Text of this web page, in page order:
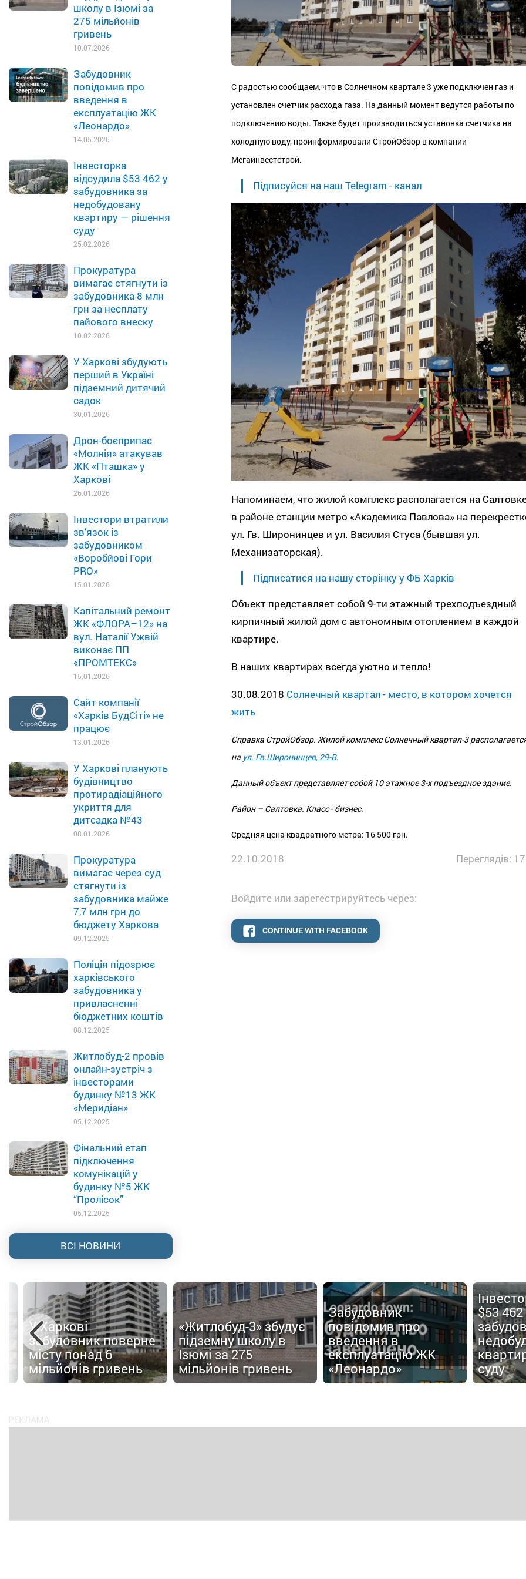
школу в Ізюмі за
275 мільйонів
гривень
10.07.2026
Забудовник
повідомив про
введення в
експлуатацію ЖК
«Леонардо»
14.05.2026
Інвесторка
відсудила $53 462 у
забудовника за
недобудовану
квартиру — рішення
суду
25.02.2026
Прокуратура
вимагає стягнути із
забудовника 8 млн
грн за несплату
пайового внеску
10.02.2026
У Харкові збудують
перший в Україні
підземний дитячий
садок
30.01.2026
Дрон-боєприпас
«Молнія» атакував
ЖК «Пташка» у
Харкові
26.01.2026
Інвестори втратили
зв’язок із
забудовником
«Воробйові Гори
PRO»
15.01.2026
Капітальний ремонт
ЖК «ФЛОРА–12» на
вул. Наталії Ужвій
виконає ПП
«ПРОМТЕКС»
15.01.2026
Сайт компанії
«Харків БудСіті» не
працює
13.01.2026
У Харкові планують
будівництво
протирадіаційного
укриття для
дитсадка №43
08.01.2026
Прокуратура
вимагає через суд
стягнути із
забудовника майже
7,7 млн грн до
бюджету Харкова
09.12.2025
Поліція підозрює
харківського
забудовника у
привласненні
бюджетних коштів
08.12.2025
Житлобуд-2 провів
онлайн-зустріч з
інвесторами
будинку №13 ЖК
«Меридіан»
05.12.2025
Фінальний етап
підключення
комунікацій у
будинку №5 ЖК
“Пролісок”
05.12.2025
ВСІ НОВИНИ
С радостью сообщаем, что в Солнечном квартале 3 уже подключен газ и
установлен счетчик расхода газа. На данный момент ведутся работы по
подключению воды. Также будет производиться установка счетчика на
холодную воду, проинформировали СтройОбзор в компании
Мегаинвестстрой.
Підписуйся на наш Telegram - канал
Напоминаем, что жилой комплекс располагается на
в районе станции метро «Академика Павлова» на
ул. Гв. Широнинцев и ул. Василия Стуса (бывшая ул.
Механизаторская).
Підписатися на нашу сторінку у ФБ Харків
Объект представляет собой 9-ти этажный трехподъездный
кирпичный жилой дом с автономным отоплением в каждой
квартире.
В наших квартирах всегда уютно и тепло!
30.08.2018 Солнечный квартал - место, в котором хочется
жить
Справка СтройОбзор. Жилой комплексСолнечный квартал-3
на ул. Гв.Широнинцев, 29-В.
Данный объект представляет собой 10 этажное 3-х подъездное здание.
Район – Салтовка. Класс - бизнес.
Средняя цена квадратного метра: 16 500 грн.
22.10.2018 Переглядів:
Войдите или зарегестрируйтесь через:
CONTINUE WITH FACEBOOK
У Харкові
забудовник поверне
місту понад 6
мільйонів гривень
«Житлобуд-3» збудує
підземну школу в
Ізюмі за 275
мільйонів гривень
Забудовник
повідомив про
введення в
експлуатацію ЖК
«Леонардо»
$53 462
суду